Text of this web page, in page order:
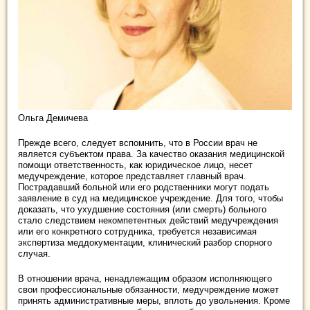
Ольга Демичева
Прежде всего, следует вспомнить, что в России врач не
является субъектом права. За качество оказания медицинской
помощи ответственность, как юридическое лицо, несет
медучреждение, которое представляет главный врач.
Пострадавший больной или его родственники могут подать
заявление в суд на медицинское учреждение. Для того, чтобы
доказать, что ухудшение состояния (или смерть) больного
стало следствием некомпетентных действий медучреждения
или его конкретного сотрудника, требуется независимая
экспертиза меддокументации, клинический разбор спорного
случая.
В отношении врача, ненадлежащим образом исполняющего
свои профессиональные обязанности, медучреждение может
принять административные меры, вплоть до увольнения. Кроме